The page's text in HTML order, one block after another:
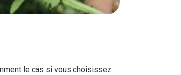
le cas si vous choisissez